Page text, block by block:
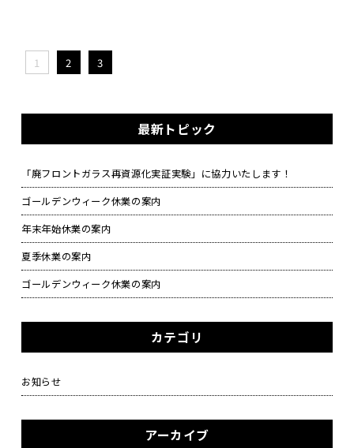
1 2 3
最新トピック
「廃フロントガラス再資源化実証実験」に協力いたします！
ゴールデンウィーク休業の案内
年末年始休業の案内
夏季休業の案内
ゴールデンウィーク休業の案内
カテゴリ
お知らせ
アーカイブ